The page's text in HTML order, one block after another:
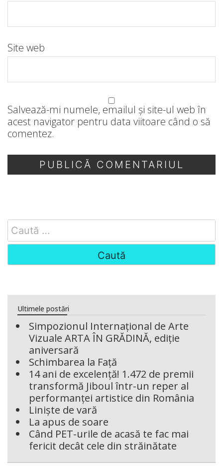
Site web
Salvează-mi numele, emailul și site-ul web în
acest navigator pentru data viitoare când o să
comentez.
Search
for:
Ultimele postări
Simpozionul Internațional de Arte
Vizuale ARTA ÎN GRĂDINĂ, ediție
aniversară
Schimbarea la Față
14 ani de excelență! 1.472 de premii
transformă Jiboul într-un reper al
performanței artistice din România
Liniște de vară
La apus de soare
Când PET-urile de acasă te fac mai
fericit decât cele din străinătate